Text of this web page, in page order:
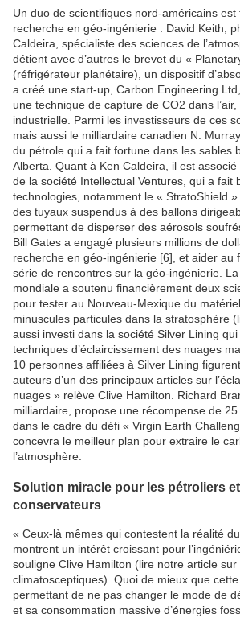
Un duo de scientifiques nord-américains
recherche en géo-ingénierie : David Keith,
Caldeira, spécialiste des sciences de
détient avec d’autres le brevet du «
(réfrigérateur planétaire), un dispositif
a créé une start-up, Carbon Engineering
une technique de capture de CO2 dans l’air,
industrielle. Parmi les investisseurs de ces
mais aussi le milliardaire canadien N.
du pétrole qui a fait fortune dans les sables
Alberta. Quant à Ken Caldeira, il est
de la société Intellectual Ventures, qui a fait
technologies, notamment le « StratoShield
des tuyaux suspendus à des ballons
permettant de disperser des aérosols
Bill Gates a engagé plusieurs millions de
recherche en géo-ingénierie [6], et aider au
série de rencontres sur la géo-ingénierie.
mondiale a soutenu financièrement deux
pour tester au Nouveau-Mexique du
minuscules particules dans la stratosphère
aussi investi dans la société Silver Lining
techniques d’éclaircissement des nuages
10 personnes affiliées à Silver Lining
auteurs d’un des principaux articles sur
nuages » relève Clive Hamilton. Richard
milliardaire, propose une récompense de
dans le cadre du défi « Virgin Earth
concevra le meilleur plan pour extraire le
l’atmosphère.
Solution miracle pour les pétroliers
conservateurs
« Ceux-là mêmes qui contestent la réalité
montrent un intérêt croissant pour
souligne Clive Hamilton (lire notre article sur
climatosceptiques). Quoi de mieux que
permettant de ne pas changer le mode de
et sa consommation massive d’énergies